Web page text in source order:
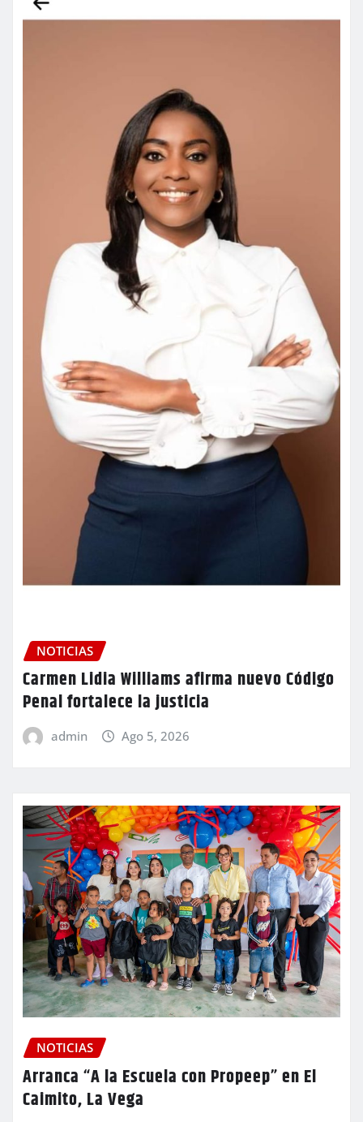
NOTICIAS
Carmen Lidia Williams afirma nuevo Código
Penal fortalece la justicia
admin Ago 5, 2026
NOTICIAS
Arranca “A la Escuela con Propeep” en El
Caimito, La Vega